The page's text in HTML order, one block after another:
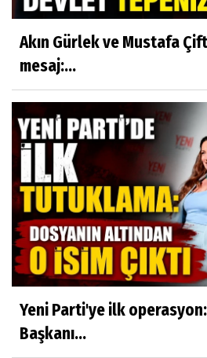
Akın Gürlek ve Mustafa
mesaj:...
Yeni Parti'ye ilk
Başkanı...